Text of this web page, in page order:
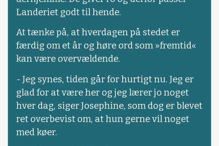
Landeriet godt til hende.
At tænke på, at hverdagen på stedet er
færdig om et år og høre ord som »fremtid«
kan være overvældende.
- Jeg synes, tiden går for hurtigt nu. Jeg er
glad for at være her og jeg lærer jo noget
hver dag, siger Josephine, som dog er blevet
ret overbevist om, at hun gerne vil noget
med køer.